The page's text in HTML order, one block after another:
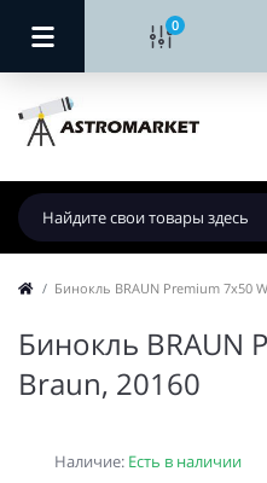
0
Бинокль BRAUN Premium 7х50
Бинокль BRAUN
Braun, 20160
Наличие: Есть в наличии